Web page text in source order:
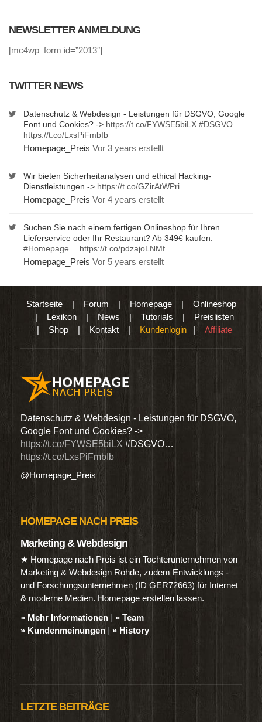
NEWSLETTER ANMELDUNG
[mc4wp_form id=”2013″]
TWITTER NEWS
Datenschutz & Webdesign - Leistungen für DSGVO, Google
Font und Cookies? -> https://t.co/FYWSE5biLX #DSGVO
https://t.co/LxsPiFmbIb
Homepage_Preis Vor 3 years erstellt
Wir bieten Sicherheitanalysen und ethical Hacking-
Dienstleistungen -> https://t.co/GZirAtWPri
Homepage_Preis Vor 4 years erstellt
Suchen Sie nach einem fertigen Onlineshop für Ihren
Lieferservice oder Ihr Restaurant? Ab 349€ kaufen.
#Homepage
https://t.co/pdzajoLNMf
Homepage_Preis Vor 5 years erstellt
Startseite| Forum | Homepage| Onlineshop
| Lexikon | News | Tutorials | Preislisten
| Shop | Kontakt | Kundenlogin | Affiliate
Datenschutz & Webdesign - Leistungen für DSGVO,
Google Font und Cookies? ->
https://t.co/FYWSE5biLX #DSGVO…
https://t.co/LxsPiFmbIb
@Homepage_Preis
HOMEPAGE NACH PREIS
Marketing & Webdesign
★ Homepage nach Preis ist ein Tochterunternehmen von
Marketing & Webdesign Rohde, zudem Entwicklungs -
und Forschungsunternehmen (ID GER72663) für Internet
& moderne Medien. Homepage erstellen lassen.
» Mehr Informationen | » Team
» Kundenmeinungen | » History
LETZTE BEITRÄGE